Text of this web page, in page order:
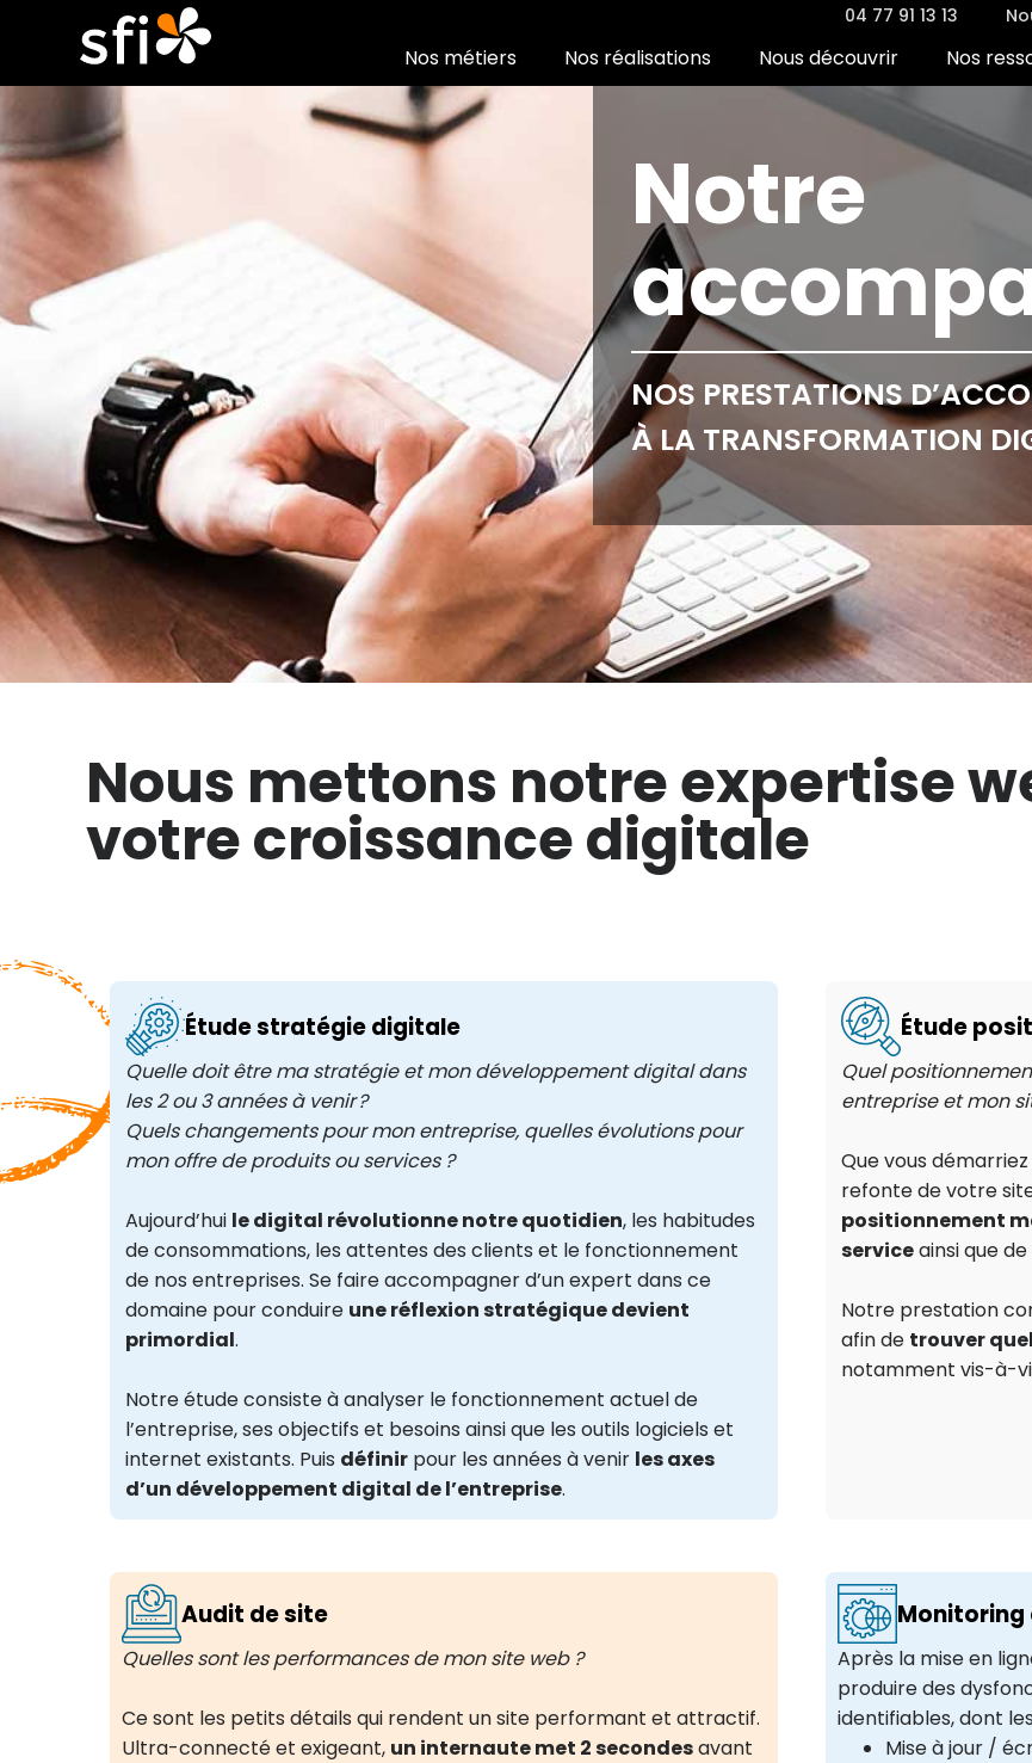
04 77 91 13 13
Nos métiers Nos réalisations Nous découvrir Nos
Notre
NOS PRESTATIONS
À LA TRANSFORMATION
Nous mettons notre expertise
votre croissance digitale
Étude stratégie digitale
Quelle doit être ma stratégie et mon développement digital dans
les 2 ou 3 années à venir ?
Quels changements pour mon entreprise, quelles évolutions pour
mon offre de produits ou services ?
Aujourd’hui le digital révolutionne notre quotidien, les habitudes
de consommations, les attentes des clients et le fonctionnement
de nos entreprises. Se faire accompagner d’un expert dans ce
domaine pour conduire une réflexion stratégique devient
primordial.
Notre étude consiste à analyser le fonctionnement actuel de
l’entreprise, ses objectifs et besoins ainsi que les outils logiciels et
internet existants. Puis définir pour les années à venir les axes
d’un développement digital de l’entreprise.
Étude
Quel
entreprise et mon
Que vous
refonte de votre
positionnement
serviceainsi que
Notre prestation
afin de trouver
notamment vis-à-
Audit de site
Quelles sont les performances de mon site web ?
Ce sont les petits détails qui rendent un site performant et attractif.
Ultra-connecté et exigeant, un internaute met 2 secondesavant
Après la mise en
produire des
identifiables, dont
Mise à jour /